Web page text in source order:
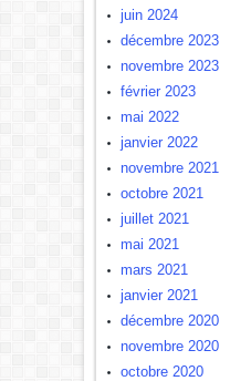
juin 2024
décembre 2023
novembre 2023
février 2023
mai 2022
janvier 2022
novembre 2021
octobre 2021
juillet 2021
mai 2021
mars 2021
janvier 2021
décembre 2020
novembre 2020
octobre 2020